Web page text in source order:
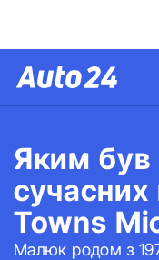
Яким був
сучасних
Towns
Малюк родом з